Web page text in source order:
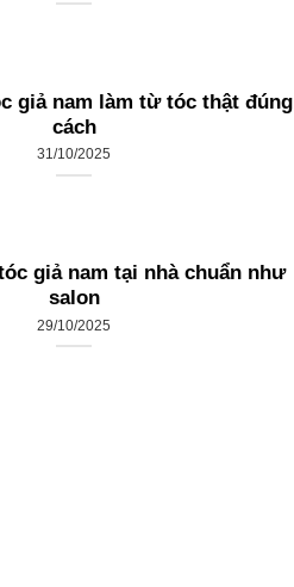
giả nam làm từ tóc thật đúng
cách
31/10/2025
giả nam tại nhà chuẩn như
salon
29/10/2025